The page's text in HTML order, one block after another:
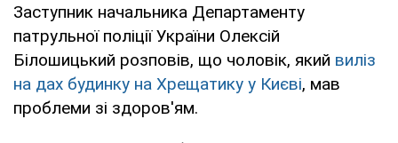
Заступник начальника Департаменту
патрульної поліції України Олексій
Білошицький розповів, що чоловік, який виліз
на дах будинку на Хрещатику у Києві, мав
проблеми зі здоров'ям.